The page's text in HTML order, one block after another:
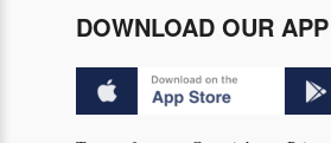
DOWNLOAD OUR APP